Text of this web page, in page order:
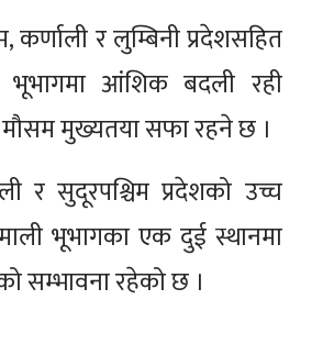
कर्णाली र लुम्बिनी प्रदेशसहित
भूभागमा आंशिक बदली रही
मुख्यतया सफा रहने छ ।
र सुदूरपश्चिम प्रदेशको उच्च
भूभागका एक दुई स्थानमा
सम्भावना रहेको छ ।